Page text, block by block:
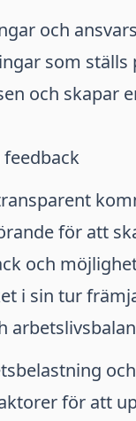
och
som ställs
och skapar
för att
och
i sin tur
för att